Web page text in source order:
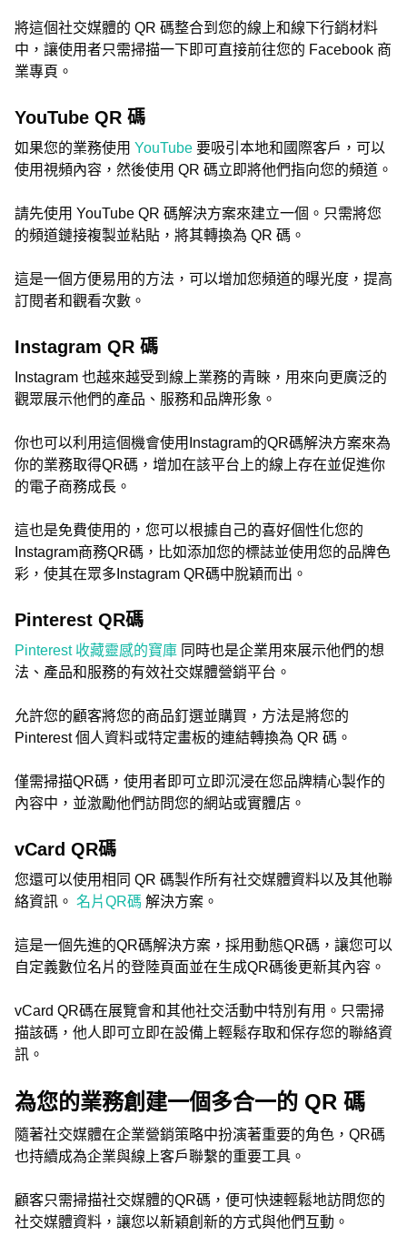
將這個社交媒體的 QR 碼整合到您的線上和線下行銷材料
中，讓使用者只需掃描一下即可直接前往您的 Facebook 商
業專頁。
YouTube QR 碼
如果您的業務使用 YouTube 要吸引本地和國際客戶，可以
使用視頻內容，然後使用 QR 碼立即將他們指向您的頻道。
請先使用 YouTube QR 碼解決方案來建立一個。只需將您
的頻道鏈接複製並粘貼，將其轉換為 QR 碼。
這是一個方便易用的方法，可以增加您頻道的曝光度，提高
訂閱者和觀看次數。
Instagram QR 碼
Instagram 也越來越受到線上業務的青睞，用來向更廣泛的
觀眾展示他們的產品、服務和品牌形象。
你也可以利用這個機會使用Instagram的QR碼解決方案來為
你的業務取得QR碼，增加在該平台上的線上存在並促進你
的電子商務成長。
這也是免費使用的，您可以根據自己的喜好個性化您的
Instagram商務QR碼，比如添加您的標誌並使用您的品牌色
彩，使其在眾多Instagram QR碼中脫穎而出。
Pinterest QR碼
Pinterest 收藏靈感的寶庫 同時也是企業用來展示他們的想
法、產品和服務的有效社交媒體營銷平台。
允許您的顧客將您的商品釘選並購買，方法是將您的
Pinterest 個人資料或特定畫板的連結轉換為 QR 碼。
僅需掃描QR碼，使用者即可立即沉浸在您品牌精心製作的
內容中，並激勵他們訪問您的網站或實體店。
vCard QR碼
您還可以使用相同 QR 碼製作所有社交媒體資料以及其他聯
絡資訊。 名片QR碼 解決方案。
這是一個先進的QR碼解決方案，採用動態QR碼，讓您可以
自定義數位名片的登陸頁面並在生成QR碼後更新其內容。
vCard QR碼在展覽會和其他社交活動中特別有用。只需掃
描該碼，他人即可立即在設備上輕鬆存取和保存您的聯絡資
訊。
為您的業務創建一個多合一的 QR 碼
隨著社交媒體在企業營銷策略中扮演著重要的角色，QR碼
也持續成為企業與線上客戶聯繫的重要工具。
顧客只需掃描社交媒體的QR碼，便可快速輕鬆地訪問您的
社交媒體資料，讓您以新穎創新的方式與他們互動。